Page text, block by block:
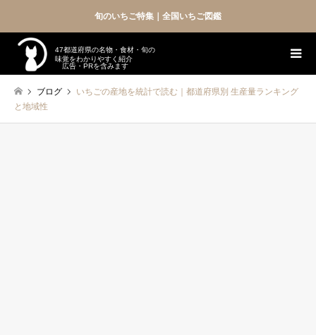
旬のいちご特集｜全国いちご図鑑
47都道府県の名物・食材・旬の
味覚をわかりやすく紹介
広告・PRを含みます
ブログ
いちごの産地を統計で読む｜都道府県別 生産量ランキング
と地域性